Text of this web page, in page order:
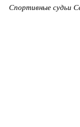
Спортивные судьи